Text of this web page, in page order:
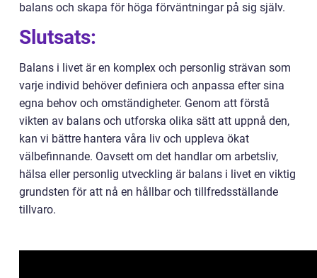
balans och skapa för höga förväntningar på sig själv.
Slutsats:
Balans i livet är en komplex och personlig strävan som
varje individ behöver definiera och anpassa efter sina
egna behov och omständigheter. Genom att förstå
vikten av balans och utforska olika sätt att uppnå den,
kan vi bättre hantera våra liv och uppleva ökat
välbefinnande. Oavsett om det handlar om arbetsliv,
hälsa eller personlig utveckling är balans i livet en viktig
grundsten för att nå en hållbar och tillfredsställande
tillvaro.